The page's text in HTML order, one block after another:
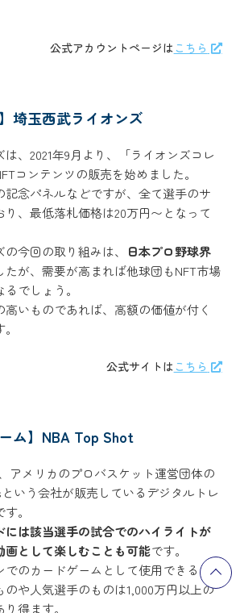
公式アカウントページは こちら
埼玉西武ライオンズ
、2021年9月より、「ライオンズコレ
コンテンツの販売を始めました。
記念パネルなどですが、全て選手のサ
り、最低落札価格は20万円〜となって
今回の取り組みは、
日本プロ野球界
たが、需要が高まれば他球団もNFT市場
でしょう。
いものであれば、高額の価値が付く
公式サイトは こちら
ム】NBA Top Shot
アメリカのプロバスケット運営団体の
いう会社が販売しているデジタルトレ
。
には該当選手の試合でのハイライトが
画として楽しむことも可能です。
でのカードゲームとして使用できるた
のや人気選手のものは1,000万円以上の
得ます。